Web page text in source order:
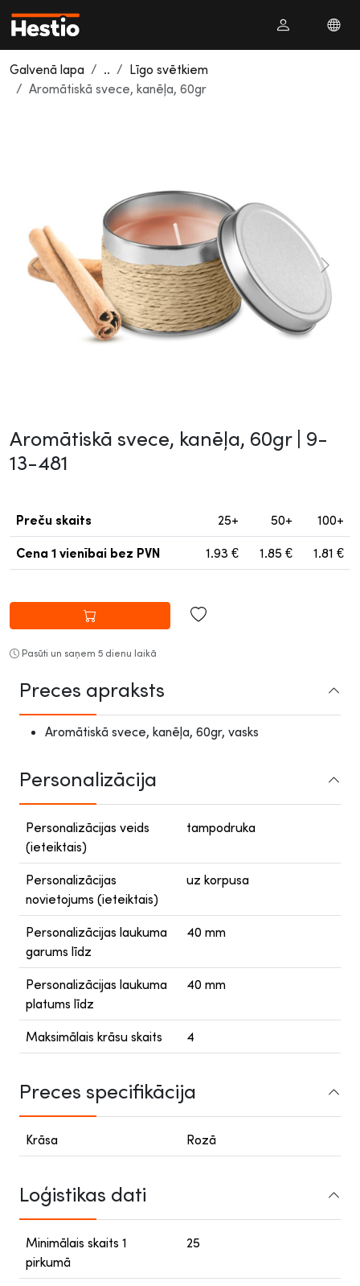
Galvenā lapa ..
Līgo svētkiem
Aromātiskā svece, kanēļa, 60gr
Previous Next
Aromātiskā svece, kanēļa, 60gr | 9-
13-481
Preču skaits 25+ 50+ 100+
Cena 1 vienībai bez PVN 1.93 € 1.85 € 1.81 €
Pasūti un saņem 5 dienu laikā
Preces apraksts
Aromātiskā svece, kanēļa, 60gr, vasks
Personalizācija
Personalizācijas veids
(ieteiktais)
tampodruka
Personalizācijas
novietojums (ieteiktais)
uz korpusa
Personalizācijas laukuma
garums līdz
40 mm
Personalizācijas laukuma
platums līdz
40 mm
Maksimālais krāsu skaits 4
Preces specifikācija
Krāsa Rozā
Loģistikas dati
Minimālais skaits 1
pirkumā
25